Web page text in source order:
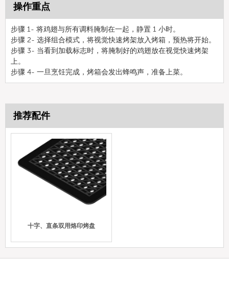
操作重点
步骤 1- 将鸡翅与所有调料腌制在一起，静置 1 小时。
步骤 2- 选择组合模式，将视觉快速烤架放入烤箱，预热将开始。
步骤 3- 当看到加载标志时，将腌制好的鸡翅放在视觉快速烤架
上。
步骤 4- 一旦烹饪完成，烤箱会发出蜂鸣声，准备上菜。
推荐配件
十字、直条双用烙印烤盘